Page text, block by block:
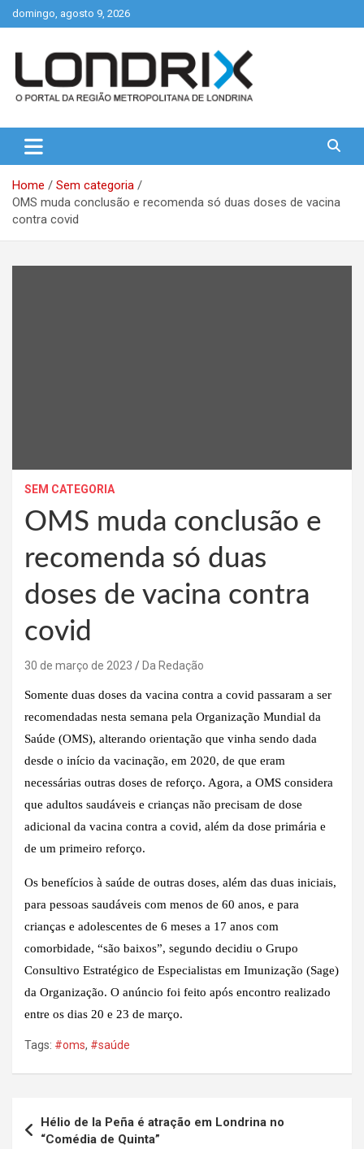
Skip
to
domingo, agosto 9, 2026
Londrix
Home
Sem categoria
OMS muda conclusão e recomenda só duas doses de vacina
contra covid
SEM CATEGORIA
OMS muda conclusão e
recomenda só duas
doses de vacina contra
covid
30 de março de 2023 Da Redação
Somente duas doses da vacina contra a covid passaram a ser
recomendadas nesta semana pela Organização Mundial da
Saúde (OMS), alterando orientação que vinha sendo dada
desde o início da vacinação, em 2020, de que eram
necessárias outras doses de reforço. Agora, a OMS considera
que adultos saudáveis e crianças não precisam de dose
adicional da vacina contra a covid, além da dose primária e
de um primeiro reforço.
Os benefícios à saúde de outras doses, além das duas iniciais,
para pessoas saudáveis com menos de 60 anos, e para
crianças e adolescentes de 6 meses a 17 anos com
comorbidade, “são baixos”, segundo decidiu o Grupo
Consultivo Estratégico de Especialistas em Imunização (Sage)
da Organização. O anúncio foi feito após encontro realizado
entre os dias 20 e 23 de março.
Tags: #oms, #saúde
de
Hélio de la Peña é atração em Londrina no
“Comédia de Quinta”